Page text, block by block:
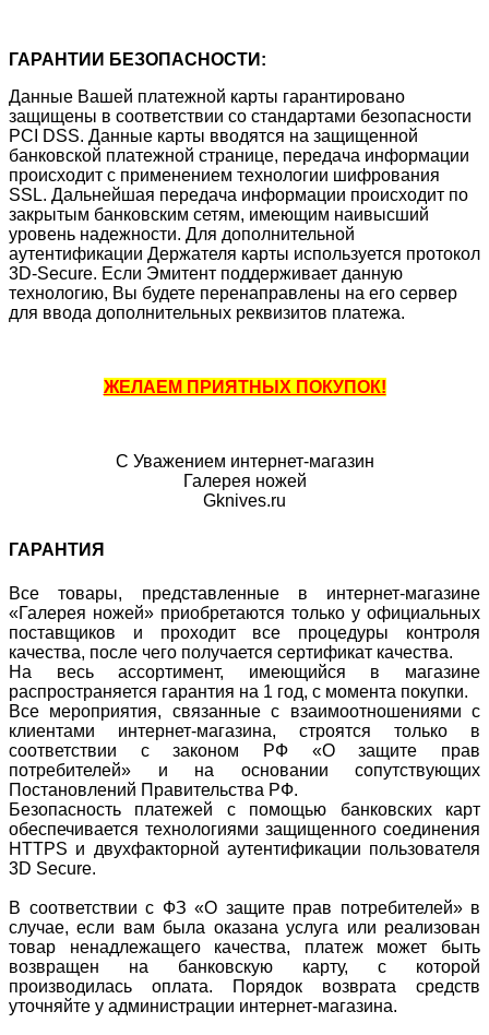
ГАРАНТИИ БЕЗОПАСНОСТИ:
Данные Вашей платежной карты гарантировано
защищены в соответствии со стандартами безопасности
PCI DSS. Данные карты вводятся на защищенной
банковской платежной странице, передача информации
происходит с применением технологии шифрования
SSL. Дальнейшая передача информации происходит по
закрытым банковским сетям, имеющим наивысший
уровень надежности. Для дополнительной
аутентификации Держателя карты используется протокол
3D-Secure. Если Эмитент поддерживает данную
технологию, Вы будете перенаправлены на его сервер
для ввода дополнительных реквизитов платежа.
ЖЕЛАЕМ ПРИЯТНЫХ ПОКУПОК!
С Уважением интернет-магазин
Галерея ножей
Gknives.ru
ГАРАНТИЯ
Все товары, представленные в интернет-магазине
«Галерея ножей» приобретаются только у официальных
поставщиков и проходит все процедуры контроля
качества, после чего получается сертификат качества.
На весь ассортимент, имеющийся в магазине
распространяется гарантия на 1 год, с момента покупки.
Все мероприятия, связанные с взаимоотношениями с
клиентами интернет-магазина, строятся только в
соответствии с законом РФ «О защите прав
потребителей» и на основании сопутствующих
Постановлений Правительства РФ.
Безопасность платежей с помощью банковских карт
обеспечивается технологиями защищенного соединения
HTTPS и двухфакторной аутентификации пользователя
3D Secure.
В соответствии с ФЗ «О защите прав потребителей» в
случае, если вам была оказана услуга или реализован
товар ненадлежащего качества, платеж может быть
возвращен на банковскую карту, с которой
производилась оплата. Порядок возврата средств
уточняйте у администрации интернет-магазина.